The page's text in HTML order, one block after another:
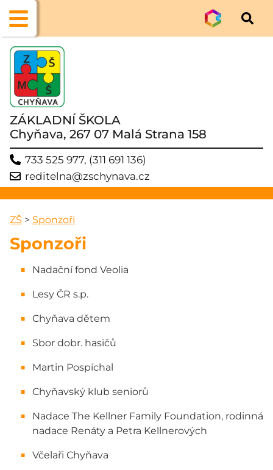
ZÁKLADNÍ ŠKOLA
Chyňava, 267 07 Malá Strana 158
733 525 977, (311 691 136)
reditelna@zschynava.cz
ZŠ > Sponzoři
Sponzoři
Nadační fond Veolia
Lesy ČR s.p.
Chyňava dětem
Sbor dobr. hasičů
Martin Pospíchal
Chyňavský klub seniorů
Nadace The Kellner Family Foundation, rodinná
nadace Renáty a Petra Kellnerových
Včelaři Chyňava